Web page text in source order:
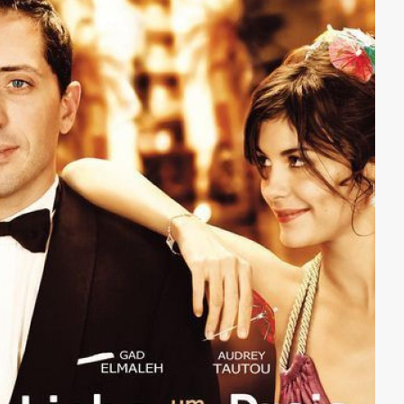
schrägen, zerknirschten und gleichzeitig so
energiegeladenen Typen zu schlagen beginnt. Doch
Antoines Rückkehr ins normale Leben verläuft nicht
nach Resozialisierungsplan. Während er sich Hals über
Kopf ins Verbrechervergnügen stürzt, versucht
Yvonne, den jungen Kerl nicht nur vor sich selbst,
sondern auch vor ihren Kollegen von der Polizei zu
retten.